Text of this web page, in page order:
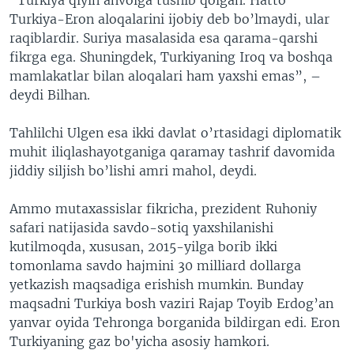
Turkiya-Eron aloqalarini ijobiy deb bo’lmaydi, ular
raqiblardir. Suriya masalasida esa qarama-qarshi
fikrga ega. Shuningdek, Turkiyaning Iroq va boshqa
mamlakatlar bilan aloqalari ham yaxshi emas”, –
deydi Bilhan.
Tahlilchi Ulgen esa ikki davlat o’rtasidagi diplomatik
muhit iliqlashayotganiga qaramay tashrif davomida
jiddiy siljish bo’lishi amri mahol, deydi.
Ammo mutaxassislar fikricha, prezident Ruhoniy
safari natijasida savdo-sotiq yaxshilanishi
kutilmoqda, xususan, 2015-yilga borib ikki
tomonlama savdo hajmini 30 milliard dollarga
yetkazish maqsadiga erishish mumkin. Bunday
maqsadni Turkiya bosh vaziri Rajap Toyib Erdog’an
yanvar oyida Tehronga borganida bildirgan edi. Eron
Turkiyaning gaz bo'yicha asosiy hamkori.